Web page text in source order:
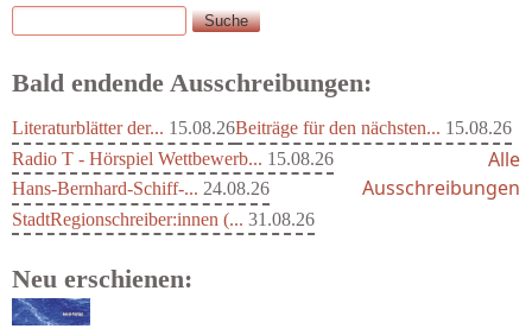
Suchformular
Suche
Bald endende Ausschreibungen:
Literaturblätter der... 15.08.26Beiträge für den nächsten... 15.08.26
Radio T - Hörspiel Wettbewerb... 15.08.26
Hans-Bernhard-Schiff-... 24.08.26
StadtRegionschreiber:innen (... 31.08.26
Alle
Ausschreibungen
Neu erschienen: